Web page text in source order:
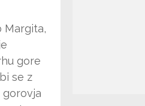
Margita,
gore
se z